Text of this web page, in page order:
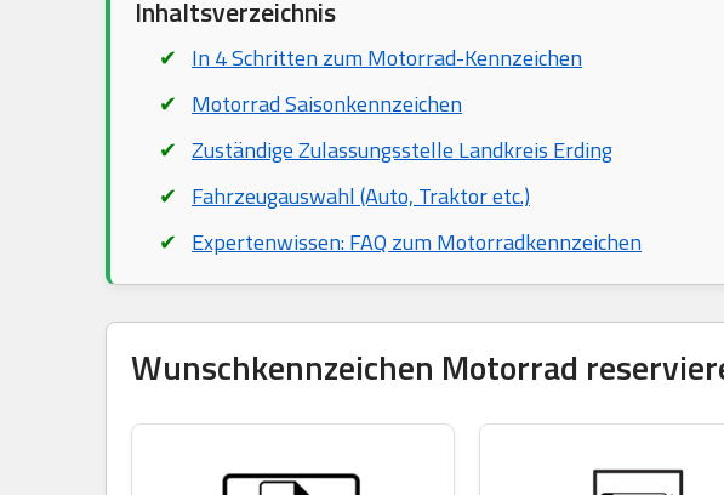
Inhaltsverzeichnis
In 4 Schritten zum Motorrad-Kennzeichen
Motorrad Saisonkennzeichen
Zuständige Zulassungsstelle Landkreis Erding
Fahrzeugauswahl (Auto, Traktor etc.)
Expertenwissen: FAQ zum Motorradkennzeichen
Wunschkennzeichen Motorrad